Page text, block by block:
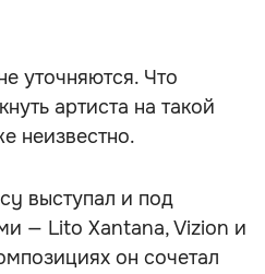
уточняются. Что
артиста на такой
неизвестно.
выступал и под
— Lito Xantana, Vizion и
он сочетал